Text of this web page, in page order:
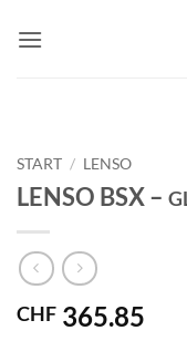
Inhalt
START / LENSO
LENSO BSX –
CHF 365.85